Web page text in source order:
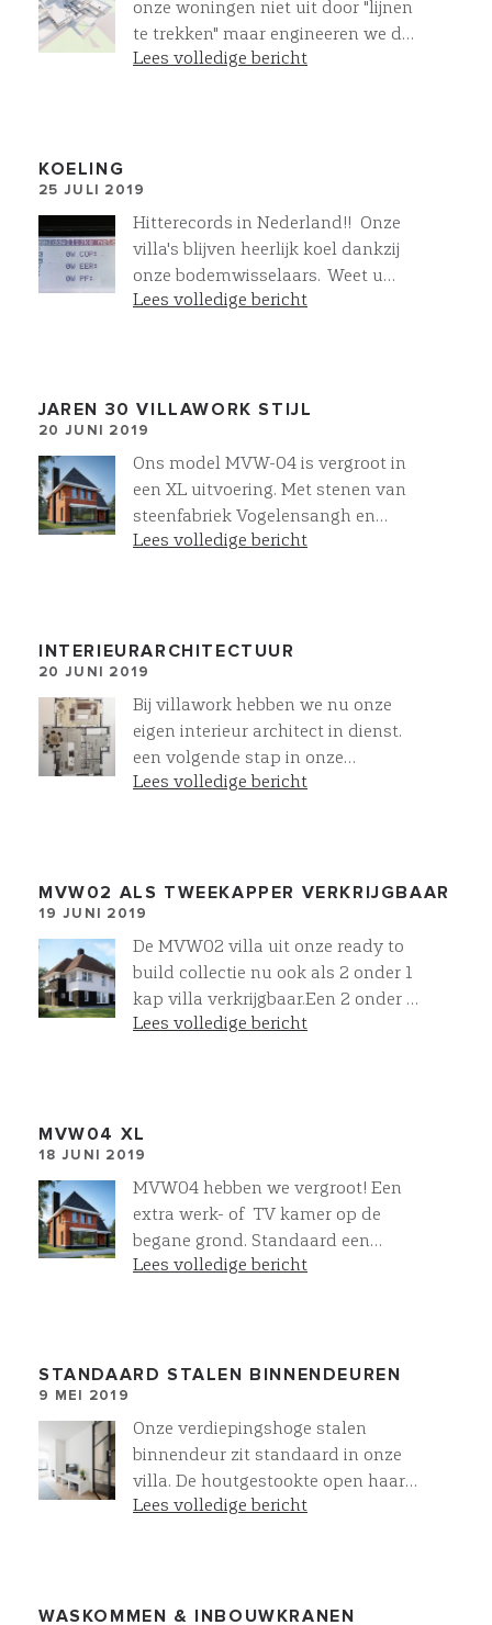
ervaren. Dit kunt u doen door te
reageren op info@villawork.nl.
onze woningen niet uit door "lijnen
te trekken" maar engineeren we de
villa "As build" met de
Optimale afstemming tussen casco
en installatietechniek, een perfecte
installatie en lagere bouwkosten is
het resultaat. Zo leveren we meer
bij Villawork
Lees volledige bericht
KOELING
25 JULI 2019
Hitterecords in Nederland!! Onze
villa's blijven heerlijk koel dankzij
onze bodemwisselaars. Weet u
hoeveel stroom het kost om onze
Lees volledige bericht
JAREN 30 VILLAWORK STIJL
20 JUNI 2019
Ons model MVW-04 is vergroot in
een XL uitvoering. Met stenen van
steenfabriek Vogelensangh en
prachtige natuursteen leien.
Lees volledige bericht
INTERIEURARCHITECTUUR
20 JUNI 2019
Bij villawork hebben we nu onze
eigen interieur architect in dienst.
een volgende stap in onze
dienstverlening. Voor MVW03XL
plek! Aktief zitten aan het
kookeiland bij het ontbijt of tijdens
het koken, 2 plekken om te kunnen
lezen in de zon, op de bank voor de
TV of open haard en uitgebreid
kunnen dineren aan een eettafel.
Lees volledige bericht
MVW02 ALS TWEEKAPPER VERKRIJGBAAR
19 JUNI 2019
De MVW02 villa uit onze ready to
build collectie nu ook als 2 onder 1
kap villa verkrijgbaar.Een 2 onder 1
kap villa met de uitstraling van een
Lees volledige bericht
MVW04 XL
18 JUNI 2019
MVW04 hebben we vergroot! Een
extra werk- of TV kamer op de
begane grond. Standaard een
hoofdslaapkamer met inloopkast
buitengevel gebruiken we de
steenfabriek Vogelensangh. Stenen
met een intens diepe kleur, wat
resulteerd een zeer fraaie gevel!
Lees volledige bericht
STANDAARD STALEN BINNENDEUREN
9 MEI 2019
Onze verdiepingshoge stalen
binnendeur zit standaard in onze
villa. De houtgestookte open haard
komt uit onze eigen Villawork
Lees volledige bericht
WASKOMMEN & INBOUWKRANEN